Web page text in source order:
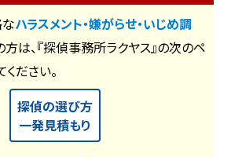
ハラスメント・嫌がらせ・いじめ調
は、『探偵事務所ラクヤス』の次のペ
ださい。
探偵の選び方
一発見積もり